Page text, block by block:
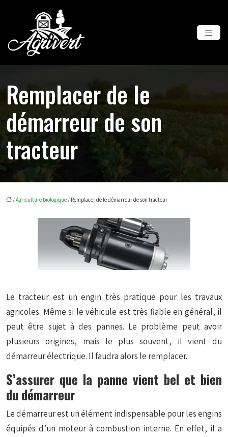
Remplacer de le
démarreur de son
tracteur
/Agriculture biologique / Remplacer de le démarreur de son tracteur
Le tracteur est un engin très pratique pour les travaux
agricoles. Même si le véhicule est très fiable en général, il
peut être sujet à des pannes. Le problème peut avoir
plusieurs origines, mais le plus souvent, il vient du
démarreur électrique. Il faudra alors le remplacer.
S’assurer que la panne vient bel et bien
du démarreur
Le démarreur est un élément indispensable pour les engins
équipés d’un moteur à combustion interne. En effet, il a